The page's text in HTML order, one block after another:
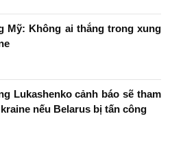
Mỹ: Không ai thắng trong xung
Lukashenko cảnh báo sẽ tham
nếu Belarus bị tấn công